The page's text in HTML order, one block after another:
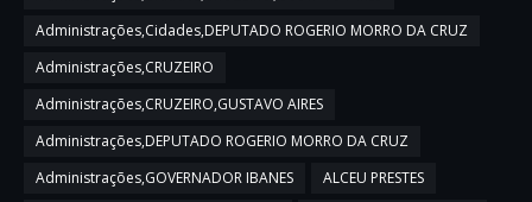
Administrações,Cidades,DEPUTADO ROGERIO MORRO DA CRUZ
Administrações,CRUZEIRO
Administrações,CRUZEIRO,GUSTAVO AIRES
Administrações,DEPUTADO ROGERIO MORRO DA CRUZ
Administrações,GOVERNADOR IBANES
ALCEU PRESTES